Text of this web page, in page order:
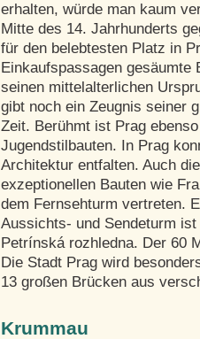
erhalten, würde man kaum
Mitte des 14. Jahrhunderts
für den belebtesten Platz in
Einkaufspassagen gesäumte
seinen mittelalterlichen
gibt noch ein Zeugnis seiner
Zeit. Berühmt ist Prag
Jugendstilbauten. In Prag
Architektur entfalten. Auch
exzeptionellen Bauten wie
dem Fernsehturm vertreten.
Aussichts- und Sendeturm
Petrínská rozhledna. Der 60
Die Stadt Prag wird
13 großen Brücken aus
Krummau